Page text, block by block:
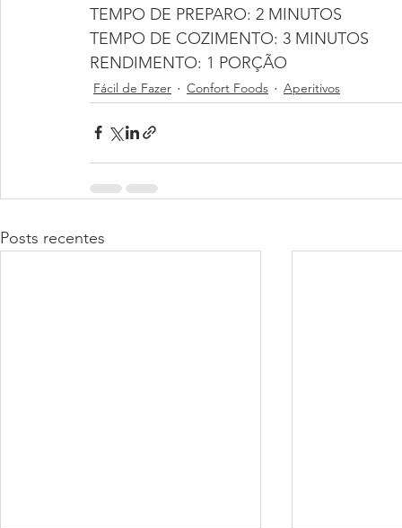
TEMPO DE PREPARO: 2 MINUTOS
TEMPO DE COZIMENTO: 3 MINUTOS
RENDIMENTO: 1 PORÇÃO
Fácil de Fazer Confort Foods Aperitivos
Posts recentes